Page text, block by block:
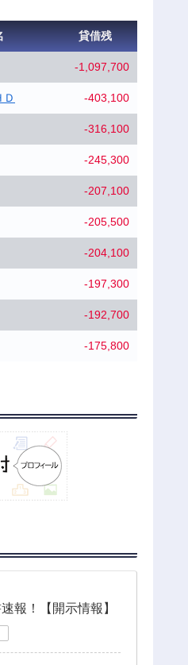
貸借残
-1,097,700
-403,100
-316,100
-245,300
-207,100
-205,500
-204,100
-197,300
-192,700
-175,800
報！【開示情報】